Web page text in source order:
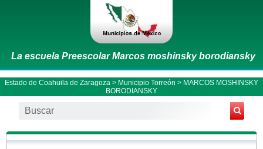
La escuela Preescolar Marcos moshinsky borodiansky
Estado de Coahuila de Zaragoza > Municipio Torreón > MARCOS MOSHINSKY
BORODIANSKY